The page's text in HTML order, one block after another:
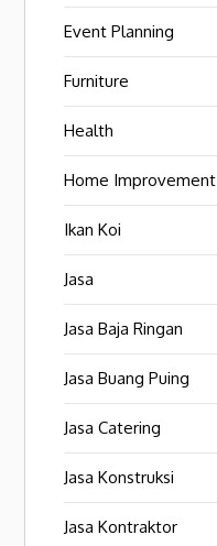
Event Planning
Furniture
Health
Home Improvement
Ikan Koi
Jasa
Jasa Baja Ringan
Jasa Buang Puing
Jasa Catering
Jasa Konstruksi
Jasa Kontraktor